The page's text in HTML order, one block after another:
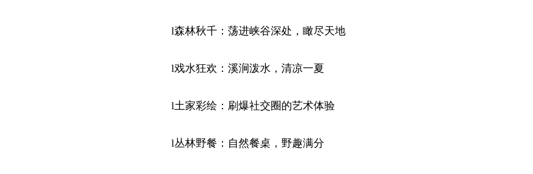
l森林秋千：荡进峡谷深处，瞰尽天地
l戏水狂欢：溪涧泼水，清凉一夏
l土家彩绘：刷爆社交圈的艺术体验
l丛林野餐：自然餐桌，野趣满分